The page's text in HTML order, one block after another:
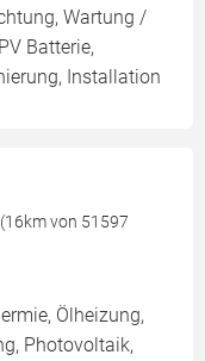
Wartung /
Batterie,
Installation
von 51597
Ölheizung,
Photovoltaik,